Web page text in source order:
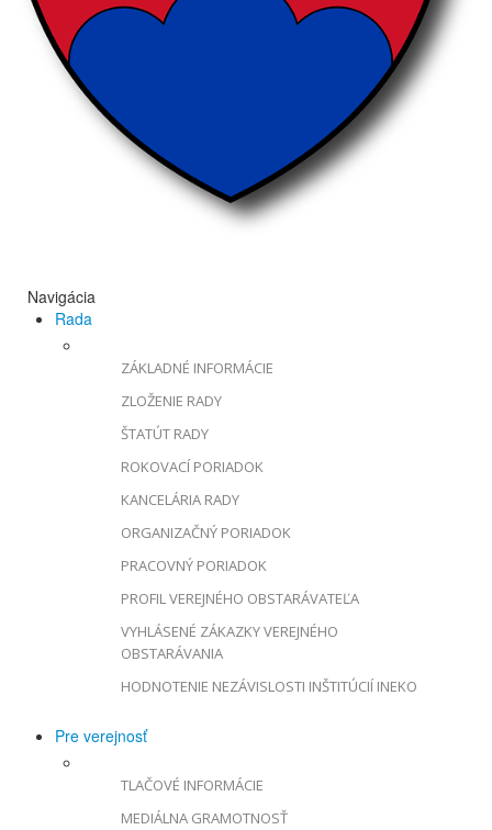
Navigácia
Rada
ZÁKLADNÉ INFORMÁCIE
ZLOŽENIE RADY
ŠTATÚT RADY
ROKOVACÍ PORIADOK
KANCELÁRIA RADY
ORGANIZAČNÝ PORIADOK
PRACOVNÝ PORIADOK
PROFIL VEREJNÉHO OBSTARÁVATEĽA
VYHLÁSENÉ ZÁKAZKY VEREJNÉHO
OBSTARÁVANIA
HODNOTENIE NEZÁVISLOSTI INŠTITÚCIÍ INEKO
Pre verejnosť
TLAČOVÉ INFORMÁCIE
MEDIÁLNA GRAMOTNOSŤ